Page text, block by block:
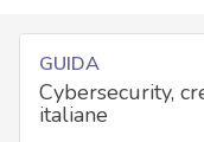
GUIDA
Cybersecurity,
italiane